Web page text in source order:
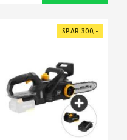
SPAR 300,-